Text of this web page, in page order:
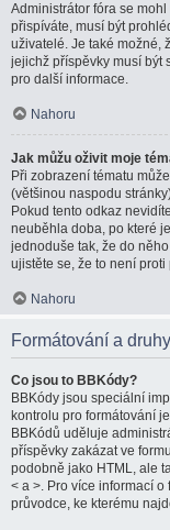
Administrátor fóra se
přispíváte, musí být
uživatelé. Je také možné,
jejichž příspěvky musí být
pro další informace.
Nahoru
Jak můžu oživit moje
Při zobrazení tématu
(většinou naspodu
Pokud tento odkaz
neuběhla doba, po které
jednoduše tak, že do
ujistěte se, že to není
Nahoru
Formátování a
Co jsou to BBKódy?
BBKódy jsou speciální
kontrolu pro formátování
BBKódů uděluje
příspěvky zakázat ve
podobně jako HTML, ale
< a >. Pro více informací
průvodce, ke kterému